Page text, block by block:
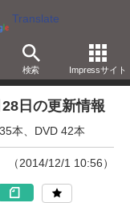
Translate
検索 Impressサイト
日の更新情報
本、DVD 42本
（2014/12/1 10:56）